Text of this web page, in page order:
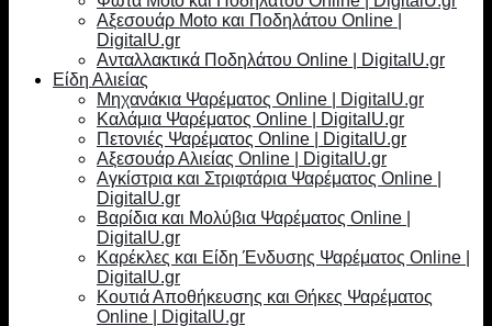
Αξεσουάρ Moto και Ποδηλάτου Online |
DigitalU.gr
Ανταλλακτικά Ποδηλάτου Online | DigitalU.gr
Είδη Αλιείας
Μηχανάκια Ψαρέματος Online | DigitalU.gr
Καλάμια Ψαρέματος Online | DigitalU.gr
Πετονιές Ψαρέματος Online | DigitalU.gr
Αξεσουάρ Αλιείας Online | DigitalU.gr
Αγκίστρια και Στριφτάρια Ψαρέματος Online |
DigitalU.gr
Βαρίδια και Μολύβια Ψαρέματος Online |
DigitalU.gr
Καρέκλες και Είδη Ένδυσης Ψαρέματος Online |
DigitalU.gr
Κουτιά Αποθήκευσης και Θήκες Ψαρέματος
Online | DigitalU.gr